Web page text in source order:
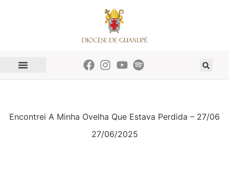
Encontrei A Minha Ovelha Que Estava Perdida – 27/06
27/06/2025